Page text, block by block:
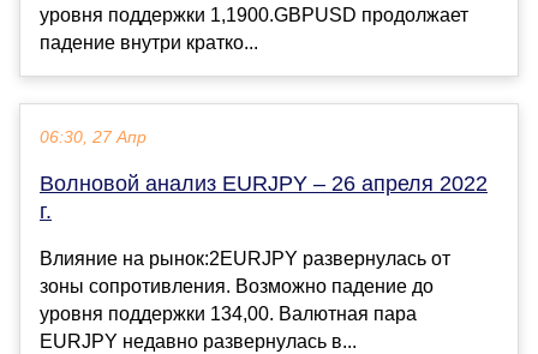
уровня поддержки 1,1900.GBPUSD продолжает
падение внутри кратко...
06:30, 27 Апр
Волновой анализ EURJPY – 26 апреля 2022
г.
Влияние на рынок:2EURJPY развернулась от
зоны сопротивления. Возможно падение до
уровня поддержки 134,00. Валютная пара
EURJPY недавно развернулась в...